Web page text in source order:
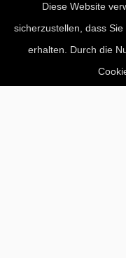
Diese Website
sicherzustellen, dass
erhalten. Durch die